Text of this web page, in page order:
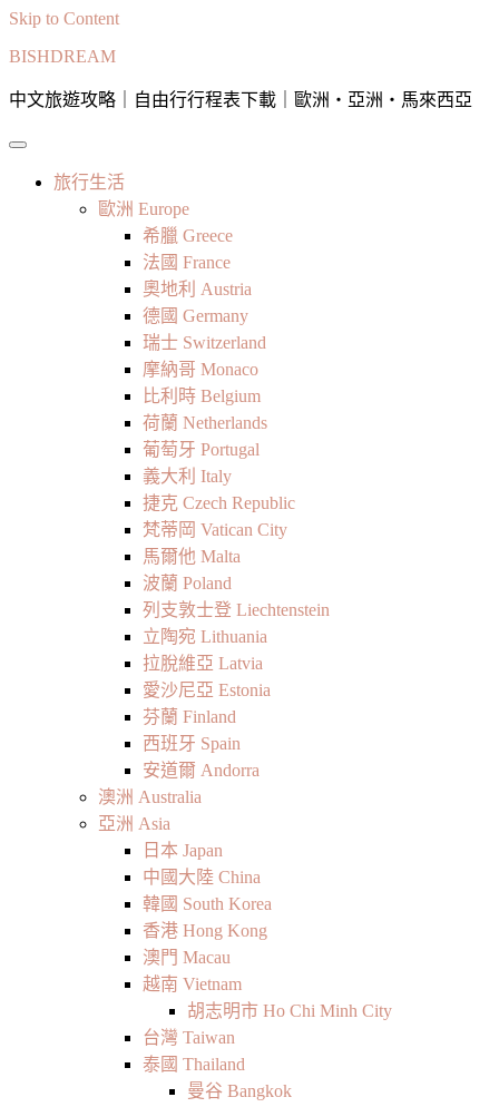
Skip to Content
BISHDREAM
中文旅遊攻略｜自由行行程表下載｜歐洲・亞洲・馬來西亞
旅行生活
歐洲 Europe
希臘 Greece
法國 France
奧地利 Austria
德國 Germany
瑞士 Switzerland
摩納哥 Monaco
比利時 Belgium
荷蘭 Netherlands
葡萄牙 Portugal
義大利 Italy
捷克 Czech Republic
梵蒂岡 Vatican City
馬爾他 Malta
波蘭 Poland
列支敦士登 Liechtenstein
立陶宛 Lithuania
拉脫維亞 Latvia
愛沙尼亞 Estonia
芬蘭 Finland
西班牙 Spain
安道爾 Andorra
澳洲 Australia
亞洲 Asia
日本 Japan
中國大陸 China
韓國 South Korea
香港 Hong Kong
澳門 Macau
越南 Vietnam
胡志明市 Ho Chi Minh City
台灣 Taiwan
泰國 Thailand
曼谷 Bangkok